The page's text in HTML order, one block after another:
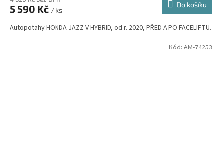
5 590 Kč / ks
Do košíku
Autopotahy HONDA JAZZ V HYBRID, od r. 2020, PŘED A PO FACELIFTU.
Kód: AM-74253